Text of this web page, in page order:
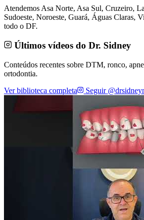
Atendemos Asa Norte, Asa Sul, Cruzeiro,
Sudoeste, Noroeste, Guará, Águas Claras,
todo o DF.
Últimos vídeos do Dr. Sidney
Conteúdos recentes sobre DTM, ronco,
ortodontia.
Ver biblioteca completa
Seguir